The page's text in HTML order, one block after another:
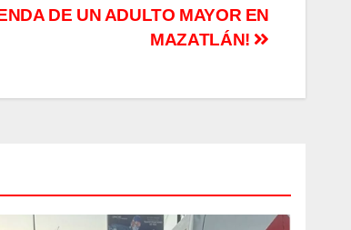
DE UN ADULTO MAYOR EN
MAZATLÁN!